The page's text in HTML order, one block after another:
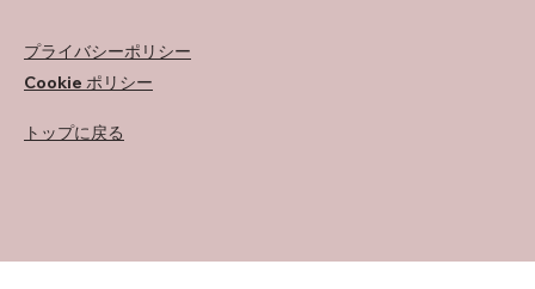
トップに戻る
プライバシーポリシー
Cookie ポリシー